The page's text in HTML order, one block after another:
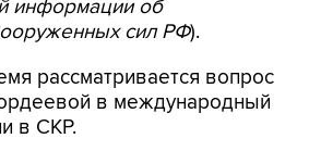
рассматривается вопрос
в СКР.
источников, Гордеева